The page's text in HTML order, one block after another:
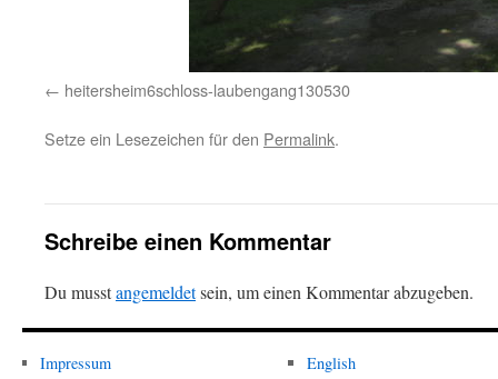
heitersheim6schloss-laubengang130530
Setze ein Lesezeichen für den Permalink.
Schreibe einen Kommentar
Du musstangemeldetsein, um einen Kommentar abzugeben.
Impressum
English